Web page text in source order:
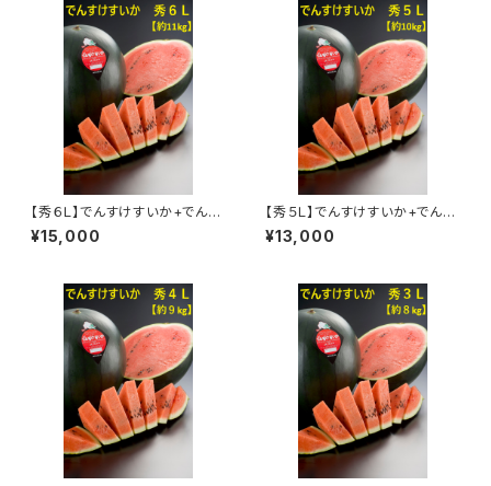
【秀６Ｌ】でんすけすいか+でんす
けすいかピュアゼリー３個
¥15,000
【秀５Ｌ】でんすけすいか+でんす
けすいかピュアゼリー３個
¥13,000